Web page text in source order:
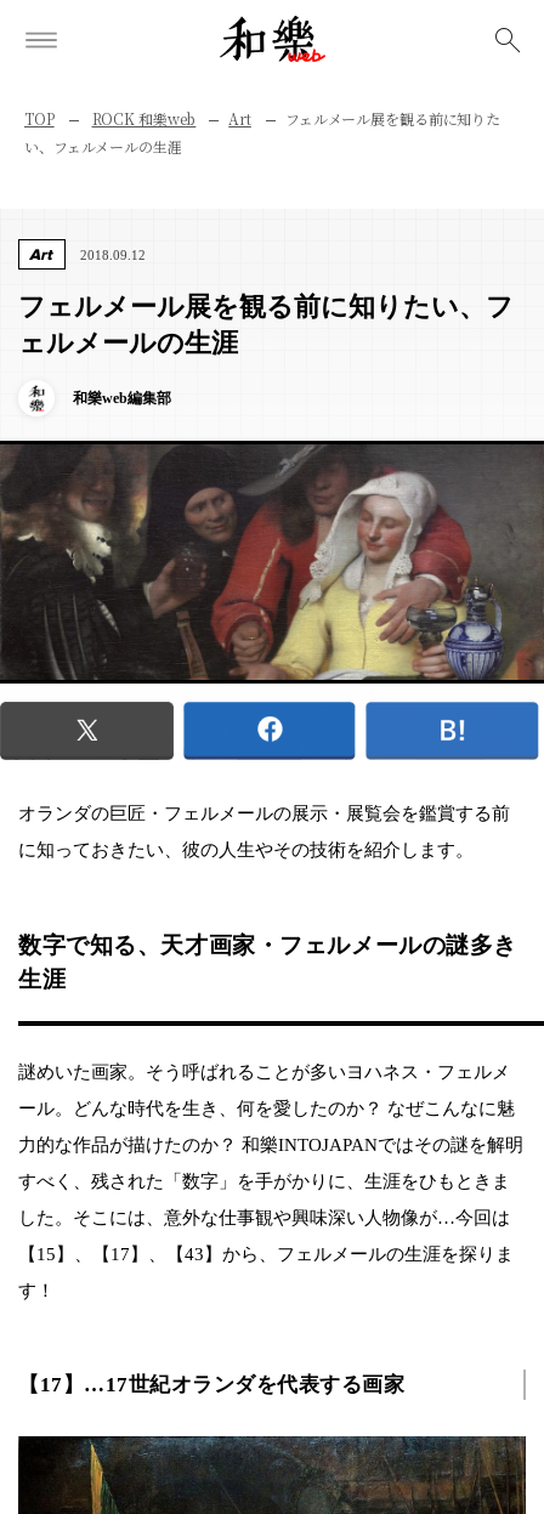
TOP ROCK 和樂web Art
フェルメール展を観る前に知りた
い、フェルメールの生涯
Art 2018.09.12
フェルメール展を観る前に知りたい、フ
ェルメールの生涯
和樂web編集部
オランダの巨匠・フェルメールの展示・展覧会を鑑賞する前
に知っておきたい、彼の人生やその技術を紹介します。
数字で知る、天才画家・フェルメールの謎多き
生涯
謎めいた画家。そう呼ばれることが多いヨハネス・フェルメ
ール。どんな時代を生き、何を愛したのか？ なぜこんなに魅
力的な作品が描けたのか？ 和樂INTOJAPANではその謎を解明
すべく、残された「数字」を手がかりに、生涯をひもときま
した。そこには、意外な仕事観や興味深い人物像が…今回は
【15】、【17】、【43】から、フェルメールの生涯を探りま
す！
【17】…17世紀オランダを代表する画家